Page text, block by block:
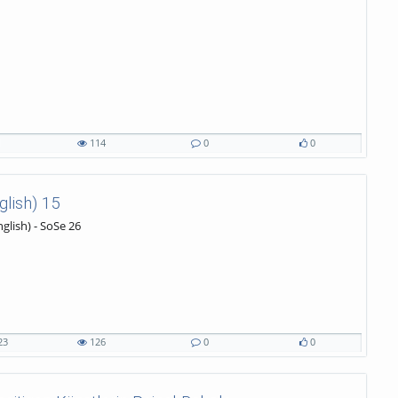
114
0
0
15
- SoSe 26
126
0
0